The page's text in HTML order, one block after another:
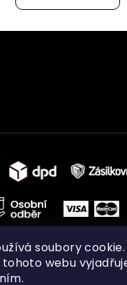
soubory
webu